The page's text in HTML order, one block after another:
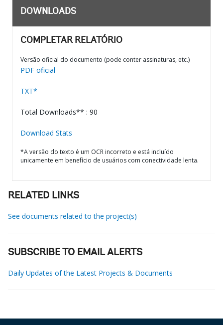
DOWNLOADS
COMPLETAR RELATÓRIO
Versão oficial do documento (pode conter assinaturas, etc.)
PDF oficial
TXT*
Total Downloads** : 90
Download Stats
*A versão do texto é um OCR incorreto e está incluído
unicamente em benefício de usuários com conectividade lenta.
RELATED LINKS
See documents related to the project(s)
SUBSCRIBE TO EMAIL ALERTS
Daily Updates of the Latest Projects & Documents